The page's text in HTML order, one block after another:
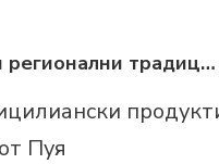
Италиански регионални традиционни продукти
Пуя